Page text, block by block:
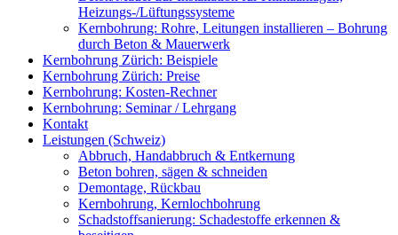
Heizungs-/Lüftungssysteme
Kernbohrung: Rohre, Leitungen installieren – Bohrung
durch Beton & Mauerwerk
Kernbohrung Zürich: Beispiele
Kernbohrung Zürich: Preise
Kernbohrung: Kosten-Rechner
Kernbohrung: Seminar / Lehrgang
Kontakt
Leistungen (Schweiz)
Abbruch, Handabbruch & Entkernung
Beton bohren, sägen & schneiden
Demontage, Rückbau
Kernbohrung, Kernlochbohrung
Schadstoffsanierung: Schadestoffe erkennen &